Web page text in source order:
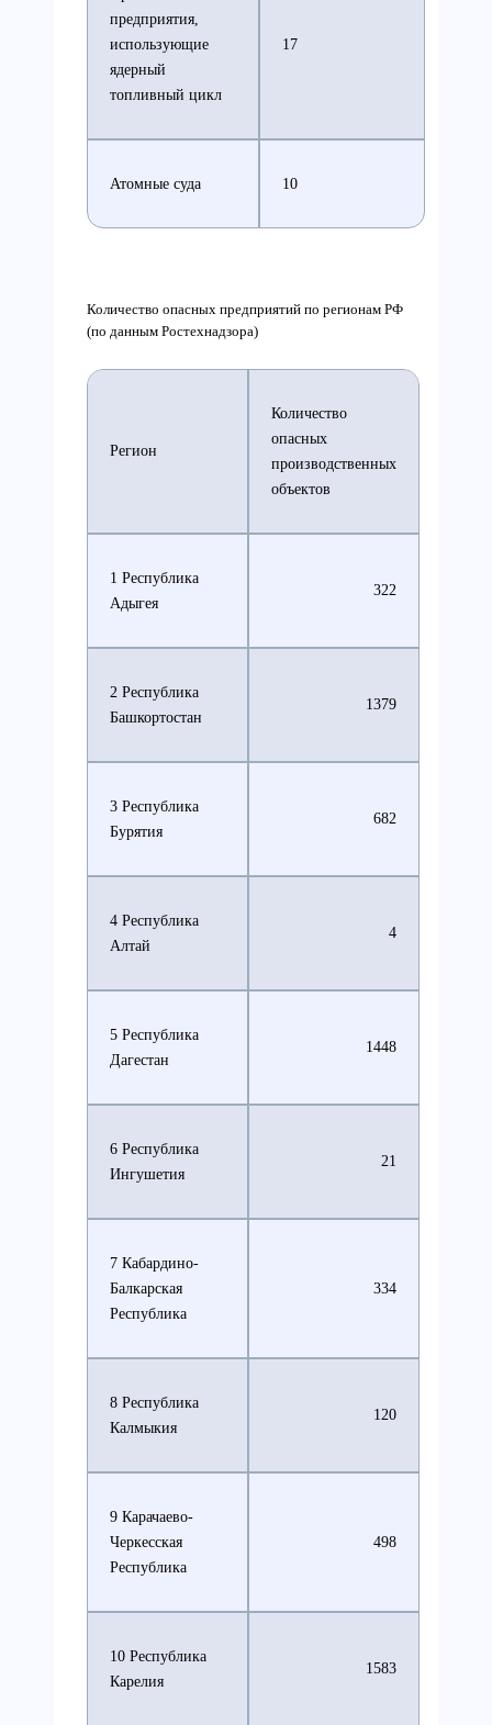
предприятия,
использующие
ядерный
топливный цикл
17
Атомные суда 10
Количество опасных предприятий по регионам РФ
(по данным Ростехнадзора)
Регион
Количество
опасных
производственных
объектов
1 Республика
Адыгея
322
2 Республика
Башкортостан
1379
3 Республика
Бурятия
682
4 Республика
Алтай
4
5 Республика
Дагестан
1448
6 Республика
Ингушетия
21
7 Кабардино-
Балкарская
Республика
334
8 Республика
Калмыкия
120
9 Карачаево-
Черкесская
Республика
498
10 Республика
Карелия
1583